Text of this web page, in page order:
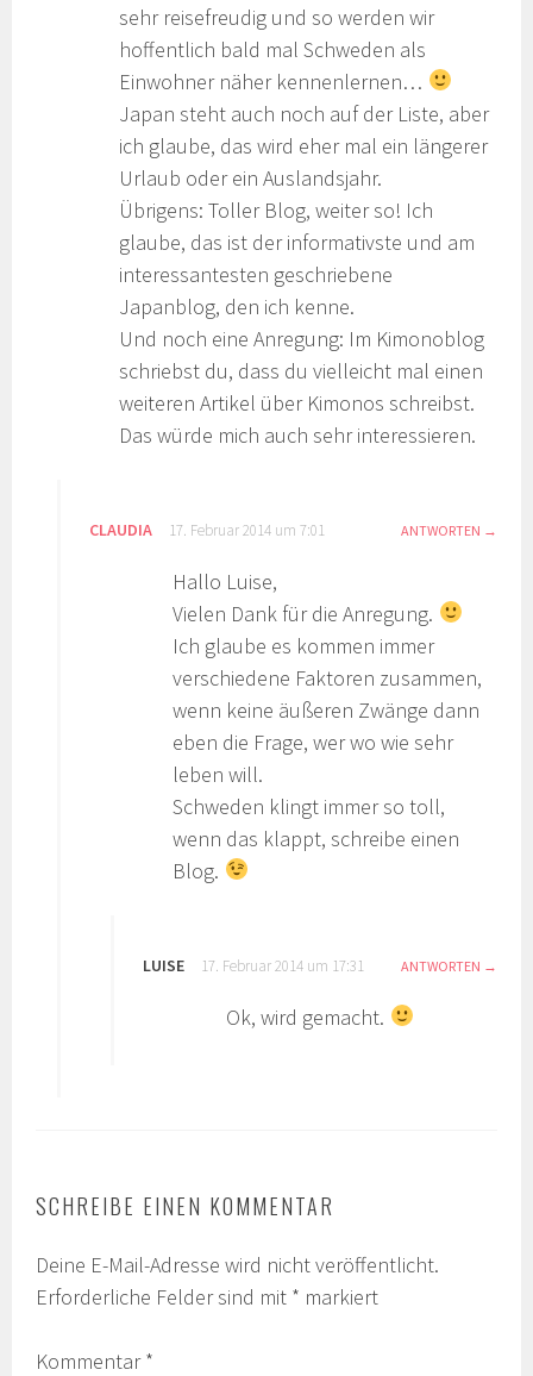
sehr reisefreudig und so werden wir
hoffentlich bald mal Schweden als
Einwohner näher kennenlernen…
Japan steht auch noch auf der Liste, aber
ich glaube, das wird eher mal ein längerer
Urlaub oder ein Auslandsjahr.
Übrigens: Toller Blog, weiter so! Ich
glaube, das ist der informativste und am
interessantesten geschriebene
Japanblog, den ich kenne.
Und noch eine Anregung: Im Kimonoblog
schriebst du, dass du vielleicht mal einen
weiteren Artikel über Kimonos schreibst.
Das würde mich auch sehr interessieren.
CLAUDIA 17. Februar 2014 um 7:01 ANTWORTEN
Hallo Luise,
Vielen Dank für die Anregung.
Ich glaube es kommen immer
verschiedene Faktoren zusammen,
wenn keine äußeren Zwänge dann
eben die Frage, wer wo wie sehr
leben will.
Schweden klingt immer so toll,
wenn das klappt, schreibe einen
Blog.
LUISE 17. Februar 2014 um 17:31 ANTWORTEN
Ok, wird gemacht.
SCHREIBE EINEN KOMMENTAR
Deine E-Mail-Adresse wird nicht veröffentlicht.
Erforderliche Felder sind mit * markiert
Kommentar*